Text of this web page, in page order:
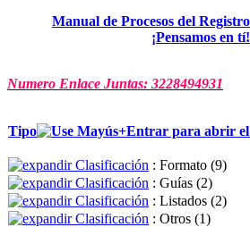
Manual de Procesos del
¡Pensamos en tí!
Numero Enlace Juntas: 3228494931
Tipo
Clasificación : Formato ‎(9)
Clasificación : Guías ‎(2)
Clasificación : Listados ‎(2)
Clasificación : Otros ‎(1)